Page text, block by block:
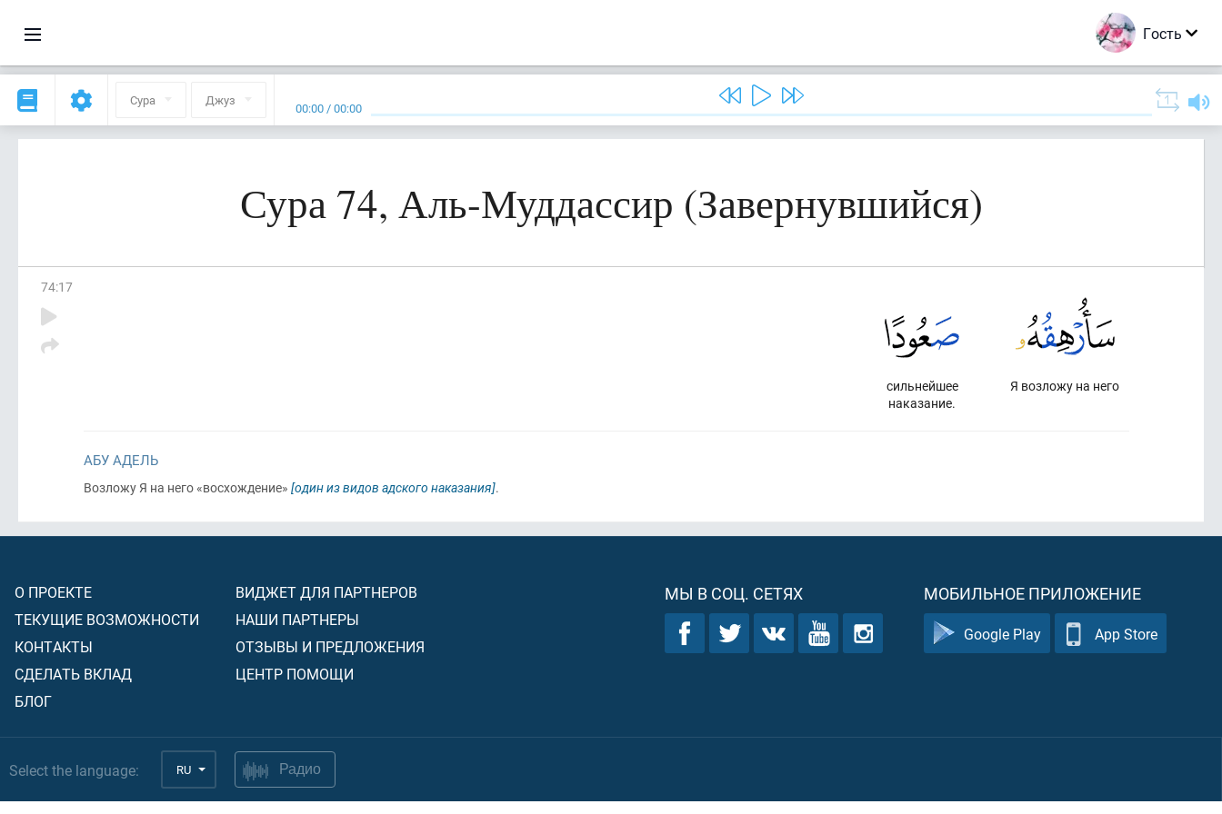
Гость
Сура Джуз 00:00 /00:00
Сура 74, Аль-Муддассир (Завернувшийся)
74:17
Я возложу на него
сильнейшее
наказание.
АБУ АДЕЛЬ
Возложу Я на него «восхождение» [один из видов адского наказания].
О ПРОЕКТЕ
ТЕКУЩИЕ ВОЗМОЖНОСТИ
КОНТАКТЫ
СДЕЛАТЬ ВКЛАД
БЛОГ
ВИДЖЕТ ДЛЯ ПАРТНЕРОВ
НАШИ ПАРТНЕРЫ
ОТЗЫВЫ И ПРЕДЛОЖЕНИЯ
ЦЕНТР ПОМОЩИ
МЫ В СОЦ. СЕТЯХ МОБИЛЬНОЕ ПРИЛОЖЕНИЕ
Google Play App Store
Select the language: RU Радио